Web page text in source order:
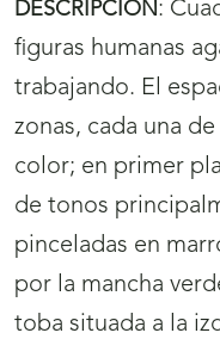
DESCRIPCIÓN:
figuras humanas
trabajando. El
zonas, cada una
color; en primer
de tonos
pinceladas en
por la mancha
toba situada a la